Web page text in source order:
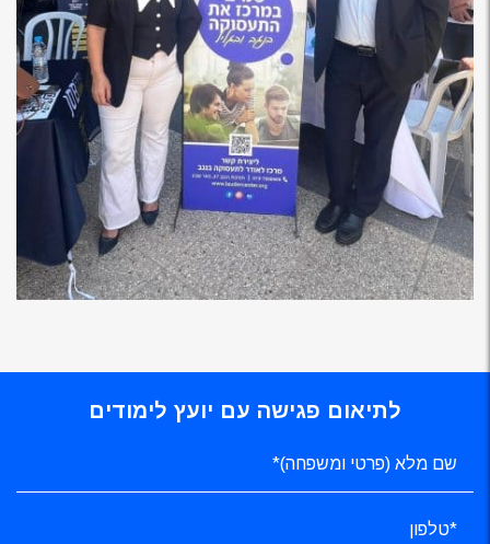
לתיאום פגישה עם יועץ לימודים